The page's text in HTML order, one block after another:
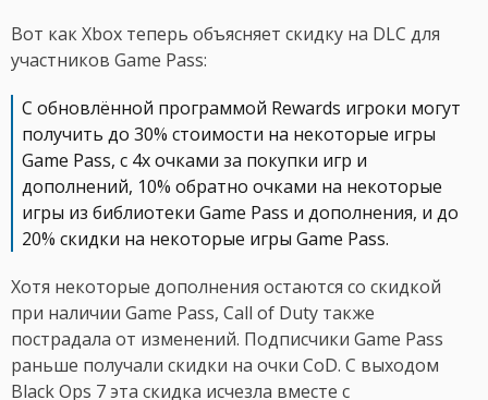
Вот как Xbox теперь объясняет скидку на DLC для
участников Game Pass:
С обновлённой программой Rewards игроки могут
получить до 30% стоимости на некоторые игры
Game Pass, с 4x очками за покупки игр и
дополнений, 10% обратно очками на некоторые
игры из библиотеки Game Pass и дополнения, и до
20% скидки на некоторые игры Game Pass.
Хотя некоторые дополнения остаются со скидкой
при наличии Game Pass, Call of Duty также
пострадала от изменений. Подписчики Game Pass
раньше получали скидки на очки CoD. С выходом
Black Ops 7 эта скидка исчезла вместе с